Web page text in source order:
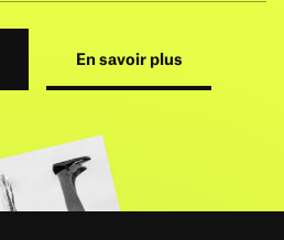
En savoir plus